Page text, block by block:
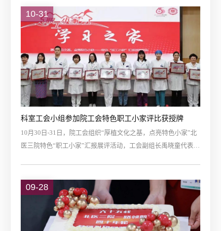
神”。随后大家自由组队，开启环湖徒步活动。徒步中，大家或
是交流工作中的困惑，或是拿起相机留住美景。徒步活动结束
后，一颗毽子将职工们串联起来，一场“围踢毽子”活动热闹展
开，欢声笑语回荡雁栖湖畔。...
10-31
科室工会小组参加院工会特色职工小家评比获授牌
10月30日-31日，院工会组织“厚植文化之基，点亮特色小家”北
医三院特色“职工小家”汇报展评活动，工会副组长禹晓童代表工
设工作。结合科室文化建设特色和科室职能，工会小组申报了
“学习之家”的建设项目。经过调研与讨论，决定以建科40周年
为契机，围绕“理论-实践-共享”的建家理念，开展不同层次的学
习活动。...
09-28